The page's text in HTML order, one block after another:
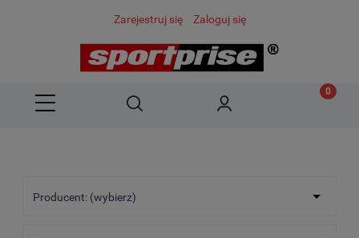
Zarejestruj się Zaloguj się
Producent: (wybierz)